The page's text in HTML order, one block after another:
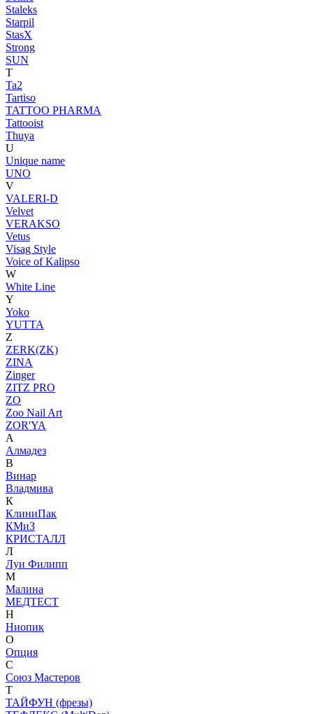
Staleks
Starpil
StasX
Strong
SUN
T
Ta2
Tartiso
TATTOO PHARMA
Tattooist
Thuya
U
Unique name
UNO
V
VALERI-D
Velvet
VERAKSO
Vetus
Visag Style
Voice of Kalipso
W
White Line
Y
Yoko
YUTTA
Z
ZERK(ZK)
ZINA
Zinger
ZITZ PRO
ZO
Zoo Nail Art
ZOR'YA
А
Алмадез
В
Винар
Владмива
К
КлиниПак
КМиЗ
КРИСТАЛЛ
Л
Луи Филипп
М
Малина
МЕДТЕСТ
Н
Ниопик
О
Опция
С
Союз Мастеров
Т
ТАЙФУН (фрезы)